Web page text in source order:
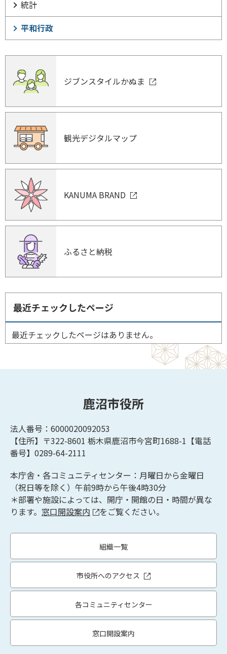
統計
平和行政
ジブンスタイルかぬま
観光デジタルマップ
KANUMA BRAND
ふるさと納税
最近チェックしたページ
最近チェックしたページはありません。
鹿沼市役所
法人番号：6000020092053
【住所】〒322-8601 栃木県鹿沼市今宮町1688-1【電話
番号】0289-64-2111
本庁舎・各コミュニティセンター：月曜日から金曜日
（祝日等を除く）午前9時から午後4時30分
＊部署や施設によっては、開庁・開館の日・時間が異な
ります。 窓口開設案内 をご覧ください。
組織一覧
市役所へのアクセス
各コミュニティセンター
窓口開設案内